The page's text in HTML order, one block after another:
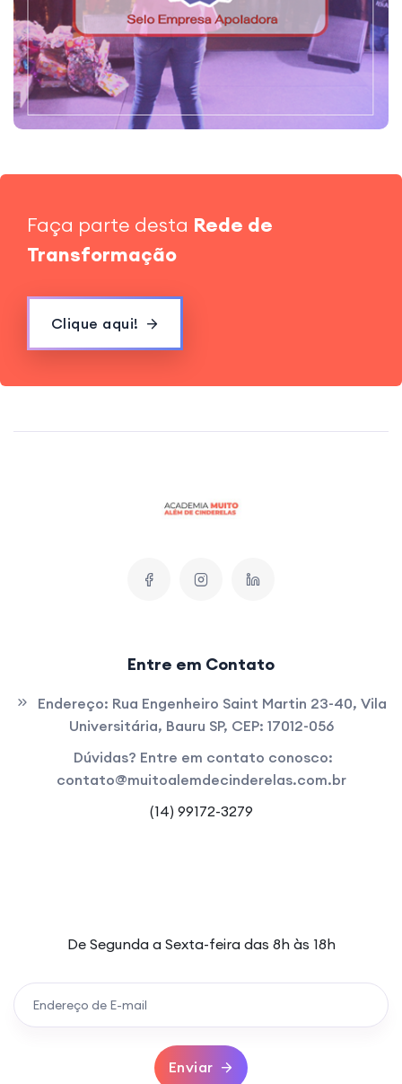
Faça parte desta Rede de
Transformação
Clique aqui!
Entre em Contato
Endereço: Rua Engenheiro Saint Martin 23-40, Vila
Universitária, Bauru SP, CEP: 17012-056
Dúvidas? Entre em contato conosco:
contato@muitoalemdecinderelas.com.br
(14) 99172-3279
De Segunda a Sexta-feira das 8h às 18h
Enviar